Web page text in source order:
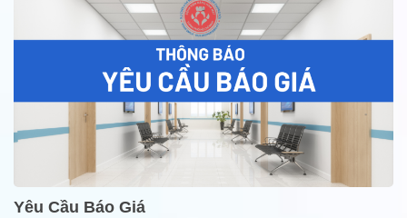
Yêu Cầu Báo Giá